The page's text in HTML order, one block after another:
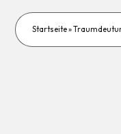
Startseite»